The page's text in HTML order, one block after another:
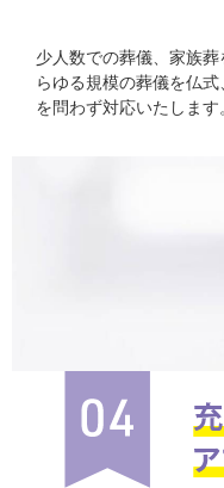
少人数での葬儀、家族
らゆる規模の葬儀を仏
を問わず対応いたします